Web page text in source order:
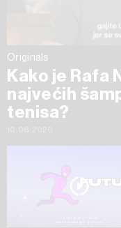
Originals
Kako je Rafa
najvećih
tenisa?